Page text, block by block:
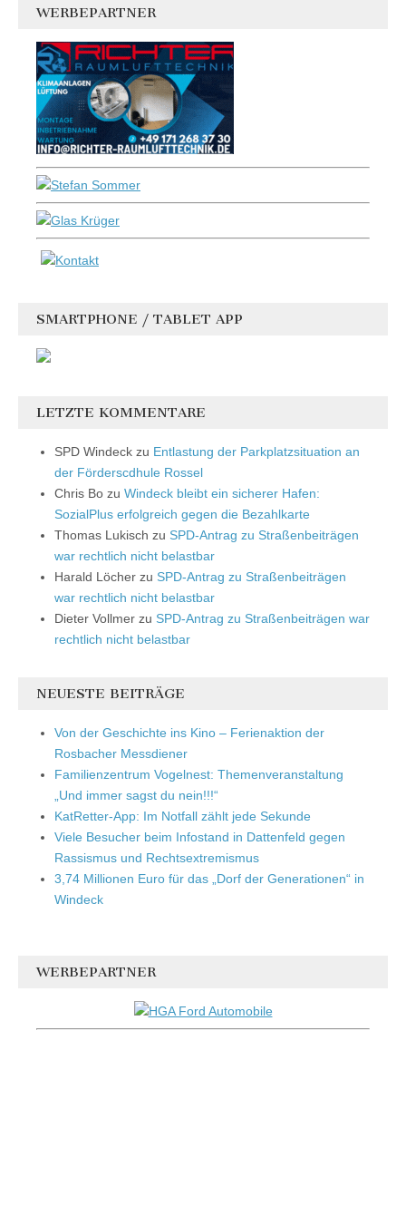
WERBEPARTNER
SMARTPHONE / TABLET APP
LETZTE KOMMENTARE
SPD Windeck zu Entlastung der Parkplatzsituation an
der Förderscdhule Rossel
Chris Bo zu Windeck bleibt ein sicherer Hafen:
SozialPlus erfolgreich gegen die Bezahlkarte
Thomas Lukisch zu SPD-Antrag zu Straßenbeiträgen
war rechtlich nicht belastbar
Harald Löcher zu SPD-Antrag zu Straßenbeiträgen
war rechtlich nicht belastbar
Dieter Vollmer zu SPD-Antrag zu Straßenbeiträgen war
rechtlich nicht belastbar
NEUESTE BEITRÄGE
Von der Geschichte ins Kino – Ferienaktion der
Rosbacher Messdiener
Familienzentrum Vogelnest: Themenveranstaltung
„Und immer sagst du nein!!!“
KatRetter-App: Im Notfall zählt jede Sekunde
Viele Besucher beim Infostand in Dattenfeld gegen
Rassismus und Rechtsextremismus
3,74 Millionen Euro für das „Dorf der Generationen“ in
Windeck
WERBEPARTNER